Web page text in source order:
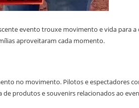
evento trouxe movimento e vida para a
aproveitaram cada momento.
no movimento. Pilotos e espectadores
de produtos e souvenirs relacionados ao